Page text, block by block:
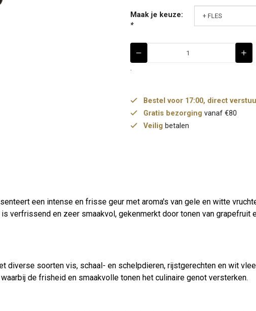
Maak je keuze:
*
.
Bestel voor 17:00, direct
Gratis bezorging vanaf €80
Veilig betalen
een intense en frisse geur met aroma's van gele en witte
verfrissend en zeer smaakvol, gekenmerkt door tonen van grapefruit
diverse soorten vis, schaal- en schelpdieren, rijstgerechten en wit
de frisheid en smaakvolle tonen het culinaire genot versterken.